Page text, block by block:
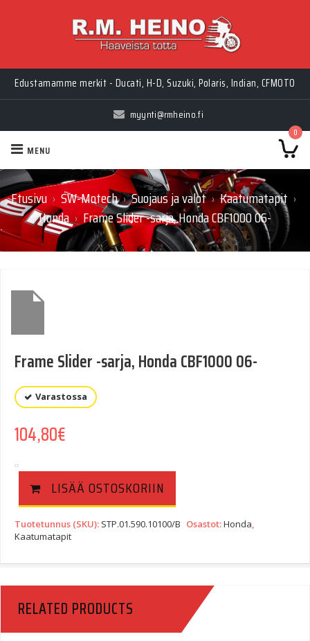
Edustamamme merkit - Ducati, H-D, Suzuki, Polaris, Indian, CFMOTO
myynti@rmheino.fi
0
MENU
Etusivu › SW-Motech › Suojaus ja valot › Kaatumatapit ›
Honda › Frame Slider -sarja, Honda CBF1000 06-
Frame Slider -sarja, Honda CBF1000 06-
Varastossa
104,80€
LISÄÄ OSTOSKORIIN
Tuotetunnus (SKU): STP.01.590.10100/B Osastot:Honda
Kaatumatapit
RELATED PRODUCTS